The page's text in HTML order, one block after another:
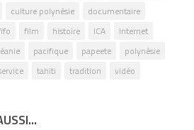
culture polynésie
documentaire
film histoire ICA
internet
pacifique papeete
polynésie
tahiti tradition vidéo